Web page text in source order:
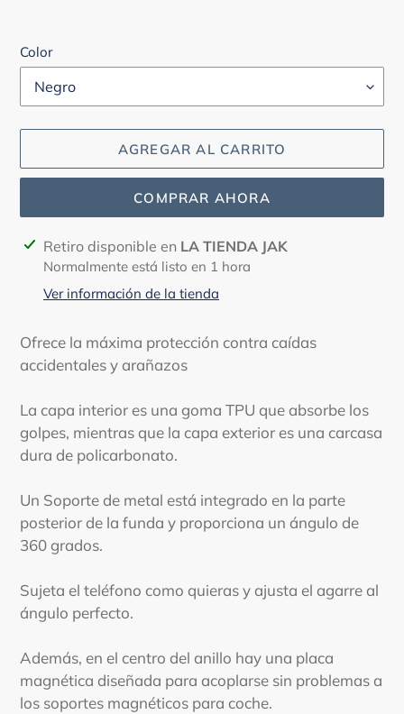
Color
AGREGAR AL CARRITO
COMPRAR AHORA
Agregando
producto
carrito
Retiro disponible en LA TIENDA JAK
Normalmente está listo en 1 hora
Ver información de la tienda
Ofrece la máxima protección contra caídas
accidentales y arañazos
La capa interior es una goma TPU que absorbe los
golpes, mientras que la capa exterior es una carcasa
dura de policarbonato.
Un Soporte de metal está integrado en la parte
posterior de la funda y proporciona un ángulo de
360 grados.
Sujeta el teléfono como quieras y ajusta el agarre al
ángulo perfecto.
Además, en el centro del anillo hay una placa
magnética diseñada para acoplarse sin problemas a
los soportes magnéticos para coche.